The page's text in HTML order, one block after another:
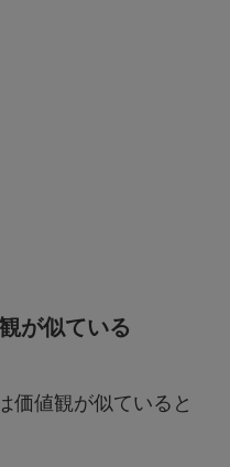
が似ている
価値観が似ていると